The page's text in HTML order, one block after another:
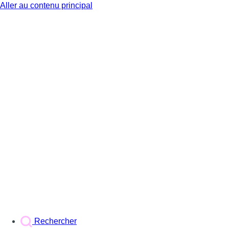
Aller au contenu principal
Rechercher